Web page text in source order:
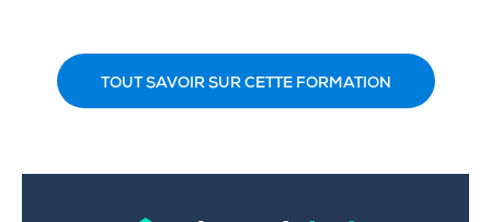
TOUT SAVOIR SUR CETTE FORMATION